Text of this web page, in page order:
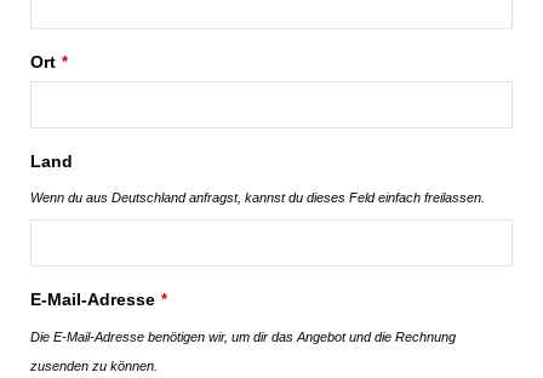
Ort *
Land
Wenn du aus Deutschland anfragst, kannst du dieses Feld einfach freilassen.
E-Mail-Adresse *
Die E-Mail-Adresse benötigen wir, um dir das Angebot und die Rechnung
zusenden zu können.